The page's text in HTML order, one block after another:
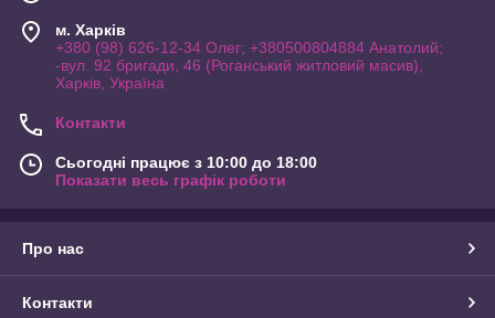
м. Харків
+380 (98) 626-12-34 Олег; +380500804884 Анатолий;
-вул. 92 бригади, 46 (Роганський житловий масив),
Харків, Україна
Контакти
Сьогодні працює з 10:00 до 18:00
Показати весь графік роботи
Про нас
Контакти